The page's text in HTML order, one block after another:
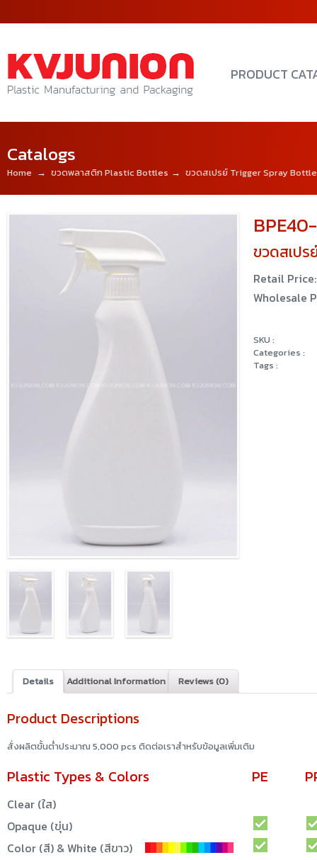
PRODUCT
Catalogs
Home → ขวดพลาสติก Plastic Bottles → ขวดสเปรย์ Trigger Spray Bottle
ขวดสเป
Retail Price:
Wholesale
SKU :
Categories :
Tags :
Details Additional Information Reviews (0)
Product Descriptions
สั่งผลิตขั้นต่ำประมาณ 5,000 pcs ติดต่อเราสำหรับข้อมูลเพิ่มเติม
Plastic Types & Colors PE
Clear (ใส)
Opaque (ขุ่น)
Color (สี) & White (สีขาว)